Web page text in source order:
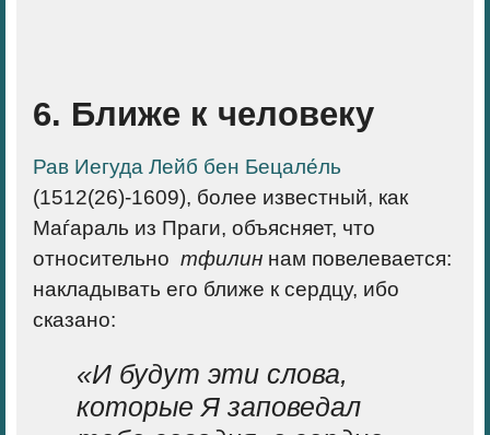
6. Ближе к человеку
Рав Иегуда Лейб бен Бецале́ль
(1512(26)-1609), более известный, как
Маѓараль из Праги, объясняет, что
относительно тфилин нам повелевается:
накладывать его ближе к сердцу, ибо
сказано:
«И будут эти слова,
которые Я заповедал